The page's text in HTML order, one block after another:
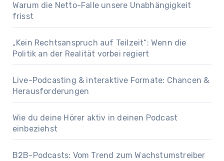
Warum die Netto-Falle unsere Unabhängigkeit
frisst
„Kein Rechtsanspruch auf Teilzeit“: Wenn die
Politik an der Realität vorbei regiert
Live-Podcasting & interaktive Formate: Chancen &
Herausforderungen
Wie du deine Hörer aktiv in deinen Podcast
einbeziehst
B2B-Podcasts: Vom Trend zum Wachstumstreiber